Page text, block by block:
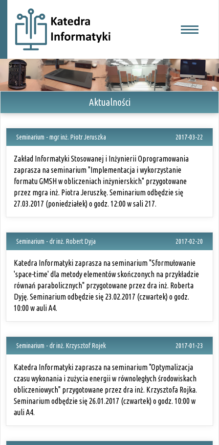
Aktualności
Seminarium - mgr inż. Piotr Jeruszka 2017-03-22
Zakład Informatyki Stosowanej i Inżynierii Oprogramowania
zaprasza na seminarium "Implementacja i wykorzystanie
formatu GMSH w obliczeniach inżynierskich" przygotowane
przez mgra inż. Piotra Jeruszkę. Seminarium odbędzie się
27.03.2017 (poniedziałek) o godz. 12:00 w sali 217.
Seminarium - dr inż. Robert Dyja 2017-02-20
Katedra Informatyki zaprasza na seminarium "Sformułowanie
'space-time' dla metody elementów skończonych na przykładzie
równań parabolicznych" przygotowane przez dra inż. Roberta
Dyję. Seminarium odbędzie się 23.02.2017 (czwartek) o godz.
10:00 w auli A4.
Seminarium - dr inż. Krzysztof Rojek 2017-01-23
Katedra Informatyki zaprasza na seminarium "Optymalizacja
czasu wykonania i zużycia energii w równoległych środowiskach
obliczeniowych" przygotowane przez dra inż. Krzysztofa Rojka.
Seminarium odbędzie się 26.01.2017 (czwartek) o godz. 10:00 w
auli A4.